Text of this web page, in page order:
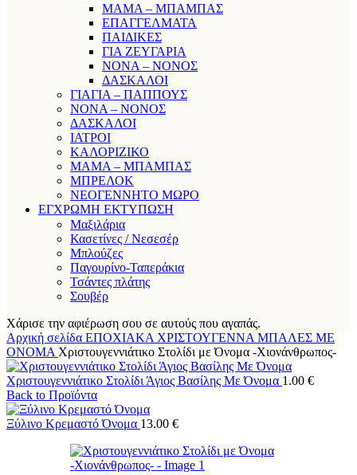
ΜΑΜΑ – ΜΠΑΜΠΑΣ
ΕΠΑΓΓΕΛΜΑΤΑ
ΠΑΙΔΙΚΕΣ
ΓΙΑ ΖΕΥΓΑΡΙΑ
ΝΟΝΑ – ΝΟΝΟΣ
ΔΑΣΚΑΛΟΙ
ΓΙΑΓΙΑ – ΠΑΠΠΟΥΣ
ΝΟΝΑ – ΝΟΝΟΣ
ΔΑΣΚΑΛΟΙ
ΙΑΤΡΟΙ
ΚΑΛΟΡΙΖΙΚΟ
ΜΑΜΑ – ΜΠΑΜΠΑΣ
ΜΠΡΕΛΟΚ
ΝΕΟΓΕΝΝΗΤΟ ΜΩΡΟ
ΕΓΧΡΩΜΗ ΕΚΤΥΠΩΣΗ
Μαξιλάρια
Κασετίνες / Νεσεσέρ
Μπλούζες
Παγουρίνο-Ταπεράκια
Τσάντες πλάτης
Σουβέρ
Χάρισε την αφιέρωση σου σε αυτούς που αγαπάς.
Αρχική σελίδα ΕΠΟΧΙΑΚΑ ΧΡΙΣΤΟΥΓΕΝΝΑ ΜΠΑΛΕΣ ΜΕ
ΟΝΟΜΑ Χριστουγεννιάτικο Στολίδι με Όνομα -Χιονάνθρωπος-
Χριστουγεννιάτικο Στολίδι Άγιος Βασίλης Με Όνομα 1.00 €
Back to Προϊόντα
Ξύλινο Κρεμαστό Όνομα 13.00 €